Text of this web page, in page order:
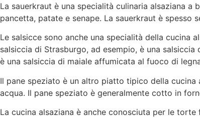
La sauerkraut è una specialità culinaria alsaziana
pancetta, patate e senape. La sauerkraut è spesso
Le salsicce sono anche una specialità della cucina
salsiccia di Strasburgo, ad esempio, è una
è una salsiccia di maiale affumicata al fuoco di
Il pane speziato è un altro piatto tipico della cucina
acqua. Il pane speziato è generalmente cotto in
La cucina alsaziana è anche conosciuta per le